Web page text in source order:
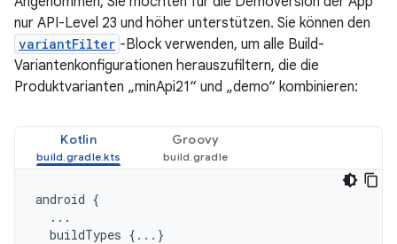
nur API-Level 23 und höher unterstützen. Sie können den
variantFilter -Block verwenden, um alle Build-
Variantenkonfigurationen herauszufiltern, die die
Produktvarianten „minApi21“ und „demo“ kombinieren:
Kotlin Groovy
android {
...
buildTypes {...}